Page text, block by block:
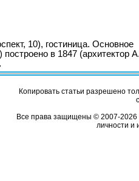
10), гостиница. Основное
построено в 1847 (архитектор
Копировать статьи разрешено
Все права защищены © 2007-2026
личности и